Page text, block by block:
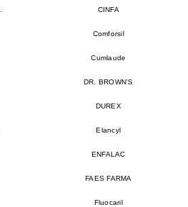
CINFA
Comforsil
Cumlaude
DR. BROWN'S
DUREX
Elancyl
ENFALAC
FAES FARMA
Fluocaril